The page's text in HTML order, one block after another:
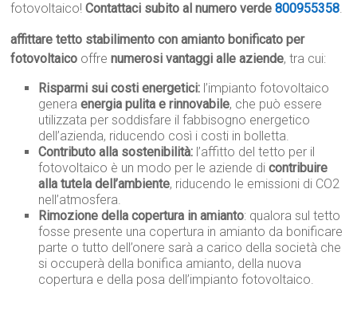
fotovoltaico!Contattaci subito al numero verde 800955358.
affittare tetto stabilimento con amianto bonificato per
fotovoltaico offrenumerosi vantaggi alle aziende, tra cui:
Risparmi sui costi energetici: l’impianto fotovoltaico
generaenergia pulita e rinnovabile, che può essere
utilizzata per soddisfare il fabbisogno energetico
dell’azienda, riducendo così i costi in bolletta.
Contributo alla sostenibilità: l’affitto del tetto per il
fotovoltaico è un modo per le aziende dicontribuire
alla tutela dell’ambiente, riducendo le emissioni di CO2
nell’atmosfera.
Rimozione della copertura in amianto: qualora sul tetto
fosse presente una copertura in amianto da bonificare
parte o tutto dell’onere sarà a carico della società che
si occuperà della bonifica amianto, della nuova
copertura e della posa dell’impianto fotovoltaico.